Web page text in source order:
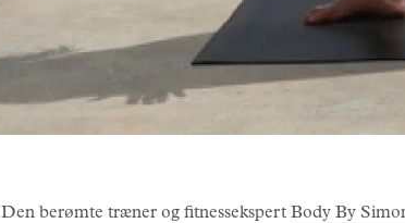
Den berømte træner og fitnessekspert Body By